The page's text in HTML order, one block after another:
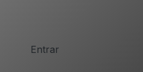
Entrar